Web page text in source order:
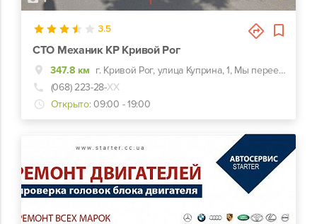
3.5
СТО Механик КР Кривой Рог
347.8 км
г. Кривой Рог, улица Куприна, 1, Мы переехали новый адрес ул.Мопровская 41 Прорізна 41
(068) 223-28-ХХ
Открыто: 09:00 - 19:00